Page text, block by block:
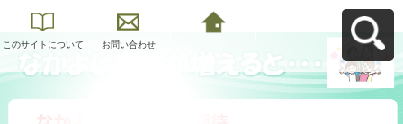
このサイトについて お問い合わせ